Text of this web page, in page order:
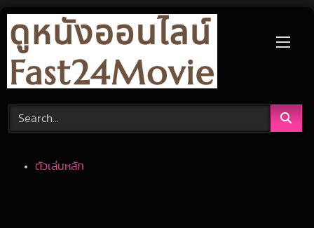
Skip
content
ตัวเล่นหลัก